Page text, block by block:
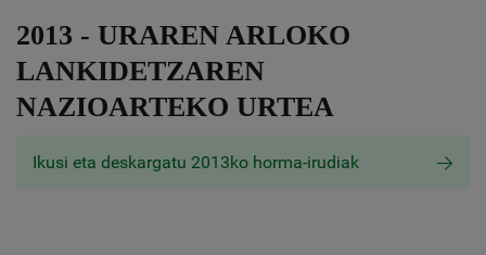
2013 - URAREN ARLOKO
LANKIDETZAREN
NAZIOARTEKO URTEA
Ikusi eta deskargatu 2013ko horma-irudiak